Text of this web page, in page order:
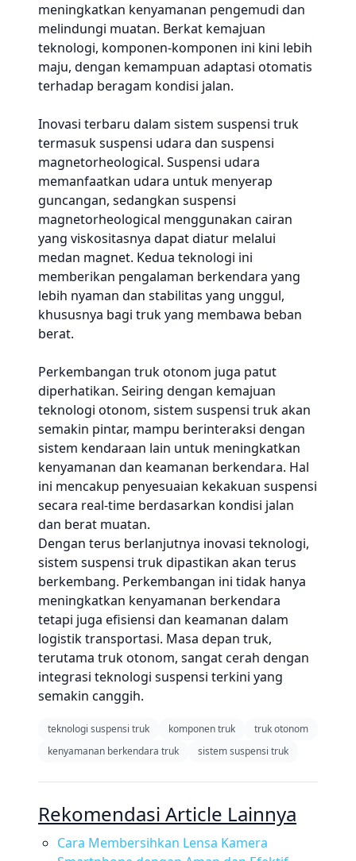
meningkatkan kenyamanan pengemudi dan
melindungi muatan. Berkat kemajuan
teknologi, komponen-komponen ini kini lebih
maju, dengan kemampuan adaptasi otomatis
terhadap beragam kondisi jalan.
Inovasi terbaru dalam sistem suspensi truk
termasuk suspensi udara dan suspensi
magnetorheological. Suspensi udara
memanfaatkan udara untuk menyerap
guncangan, sedangkan suspensi
magnetorheological menggunakan cairan
yang viskositasnya dapat diatur melalui
medan magnet. Kedua teknologi ini
memberikan pengalaman berkendara yang
lebih nyaman dan stabilitas yang unggul,
khususnya bagi truk yang membawa beban
berat.
Perkembangan truk otonom juga patut
diperhatikan. Seiring dengan kemajuan
teknologi otonom, sistem suspensi truk akan
semakin pintar, mampu berinteraksi dengan
sistem kendaraan lain untuk meningkatkan
kenyamanan dan keamanan berkendara. Hal
ini mencakup penyesuaian kekakuan suspensi
secara real-time berdasarkan kondisi jalan
dan berat muatan.
Dengan terus berlanjutnya inovasi teknologi,
sistem suspensi truk dipastikan akan terus
berkembang. Perkembangan ini tidak hanya
meningkatkan kenyamanan berkendara
tetapi juga efisiensi dan keamanan dalam
logistik transportasi. Masa depan truk,
terutama truk otonom, sangat cerah dengan
integrasi teknologi suspensi terkini yang
semakin canggih.
teknologi suspensi truk komponen truk
truk otonom
kenyamanan berkendara truk
sistem suspensi truk
Rekomendasi Article Lainnya
Cara Membersihkan Lensa Kamera